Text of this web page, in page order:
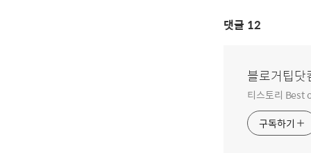
댓글 12
블로거팁닷
티스토리 Best
구독하기